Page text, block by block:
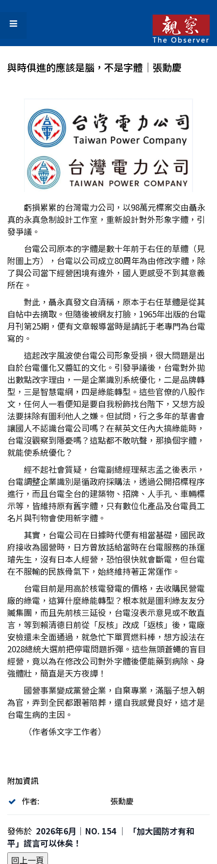
與時俱進的應該是腦，不是字體│張勳慶
虧損累累的台灣電力公司，以98萬元標案交由聶永
真的永真急制設計工作室，重新設計對外形象字體，引
發爭議。
台電公司原本的字體是數十年前于右任的草體（見
附圖上方），台電以公司成立80周年為由修改字體，除
了與公司當下經營困境有違外，國人更感受不到其意義
所在。
對此，聶永真發文自清稱，原本于右任草體是從其
自帖中去摘取。但隨後被網友打臉，1965年出版的台電
月刊第25期，便有文章報導當時是請託于老專門為台電
寫的。
這起改字風波使台電公司形象受損，很大問題是出
自於台電僵化又醬缸的文化。引發爭議後，台電對外拋
出數點改字理由，一是企業識別系統優化，二是品牌轉
型，三是智慧電網，四是綠能轉型。這些官僚的八股作
文，任何人一看便知是要自我粉飾找台階下，又想方設
法要抹除有圖利他人之嫌。但試問，行之多年的草書會
讓國人不認識台電公司嗎？在蔡英文任內大搞綠能時，
台電沒觀察到隱憂嗎？這點都不敢吭聲，那換個字體，
就能使系統優化？
經不起社會質疑，台電副總經理蔡志孟之後表示，
台電調整企業識別是循政府採購法，透過公開招標程序
進行，而且台電全台的建築物、招牌、人手孔、車輛標
示等，皆維持原有舊字體，只有數位化產品及台電員工
名片與刊物會使用新字體。
其實，台電公司在日據時代便有相當基礎，國民政
府接收為國營時，日方曾放話給當時在台電服務的孫運
璿先生，沒有日本人經營，恐怕很快就會斷電，但台電
在不服輸的民族骨氣下，始終維持著正常運作。
台電目前是用高於核電發電的價格，去收購民營電
廠的綠電，這算什麼綠能轉型？根本就是圖利綠友友分
贓集團，而且先前核三延役，台電沒表示意見或不敢直
言，等到賴清德日前從「反核」改成「返核」後，電廠
安檢還未全面通過，就急忙下單買燃料棒，想方設法在
2028總統大選前把停電問題拆彈。這些無頭蒼蠅的盲目
經營，竟以為在修改公司對外字體後便能藥到病除、身
強體壯，簡直是天方夜譚！
國營事業變成黨營企業，自棄專業，滿腦子想入朝
為官，弄到全民都跟著陪葬，還自我感覺良好，這才是
台電生病的主因。
（作者係文字工作者）
附加資訊
作者:
張勳慶
發佈於 2026年6月｜NO. 154 │ 「加大國防才有和
平」謊言可以休矣！